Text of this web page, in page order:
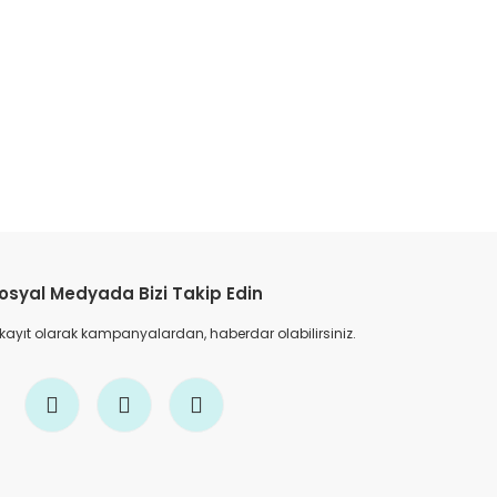
Medyada Bizi Takip Edin
olarak kampanyalardan, haberdar olabilirsiniz.